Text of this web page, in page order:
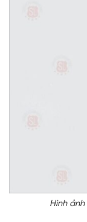
Hình